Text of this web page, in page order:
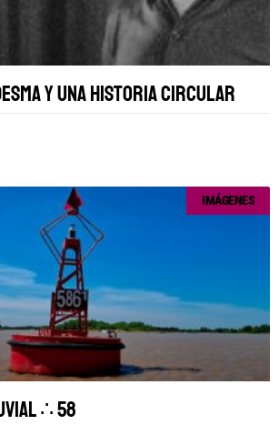
y una historia circular
IMÁGENES
∴ 58